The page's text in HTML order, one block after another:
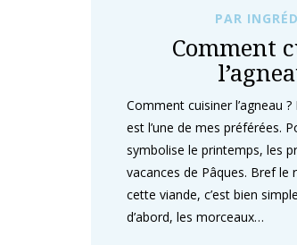
PAR
Comment
Comment cuisiner l’agneau ?
est l’une de mes préférées.
symbolise le printemps, les
vacances de Pâques. Bref le
cette viande, c’est bien
d’abord, les morceaux…